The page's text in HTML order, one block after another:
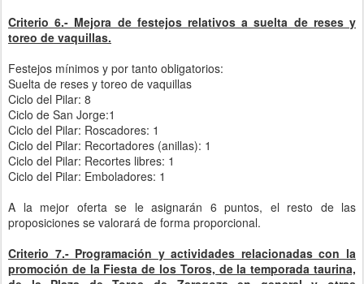
Criterio 6.- Mejora de festejos relativos a suelta de reses y
toreo de vaquillas.
Festejos mínimos y por tanto obligatorios:
Suelta de reses y toreo de vaquillas
Ciclo del Pilar: 8
Ciclo de San Jorge:1
Ciclo del Pilar: Roscadores: 1
Ciclo del Pilar: Recortadores (anillas): 1
Ciclo del Pilar: Recortes libres: 1
Ciclo del Pilar: Emboladores: 1
A la mejor oferta se le asignarán 6 puntos, el resto de las
proposiciones se valorará de forma proporcional.
Criterio 7.- Programación y actividades relacionadas con la
promoción de la Fiesta de los Toros, de la temporada taurina,